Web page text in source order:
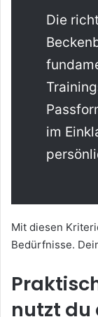
Die
im
Mit diesen
Bedürfnisse.
nutzt du